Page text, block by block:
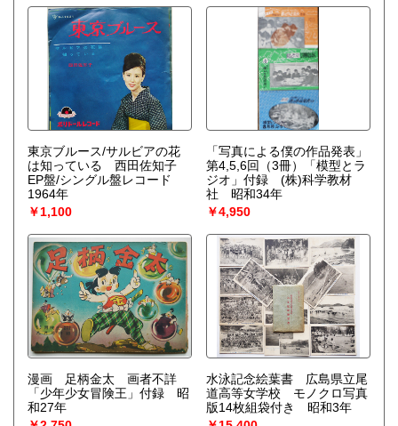
東京ブルース/サルビアの花
は知っている 西田佐知子
EP盤/シングル盤レコード
1964年
￥1,100
「写真による僕の作品発表」
第4,5,6回（3冊）「模型とラ
ジオ」付録 (株)科学教材
社 昭和34年
￥4,950
漫画 足柄金太 画者不詳
「少年少女冒険王」付録 昭
和27年
水泳記念絵葉書 広島県立尾
道高等女学校 モノクロ写真
版14枚組袋付き 昭和3年